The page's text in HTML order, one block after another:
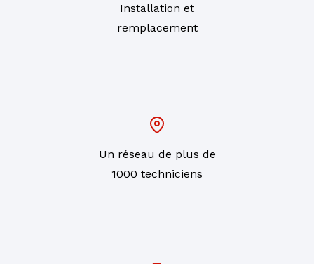
Installation et
remplacement
Un réseau de plus de
1000 techniciens